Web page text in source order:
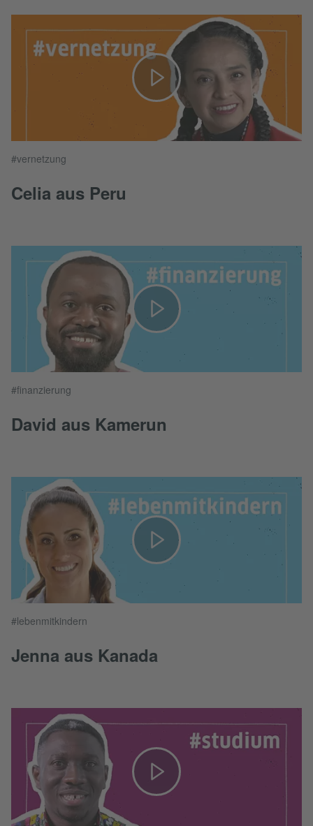
#vernetzung
Celia aus Peru
#finanzierung
David aus Kamerun
#lebenmitkindern
Jenna aus Kanada